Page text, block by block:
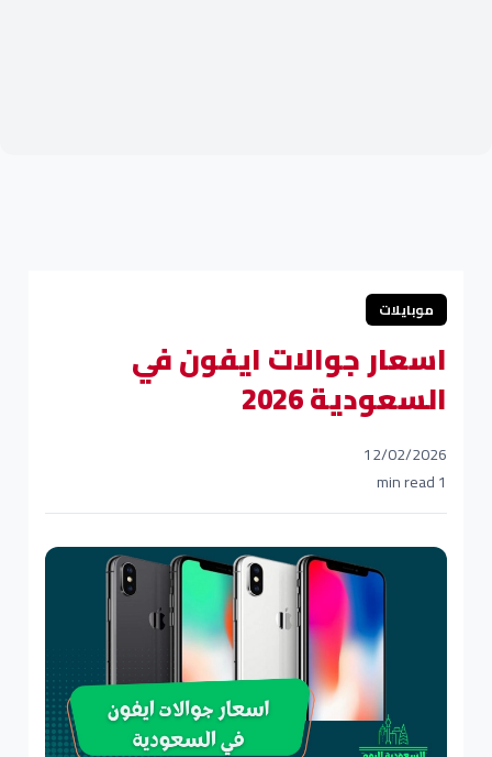
موبايلات
اسعار جوالات ايفون في
السعودية 2026
12/02/2026
1 min read